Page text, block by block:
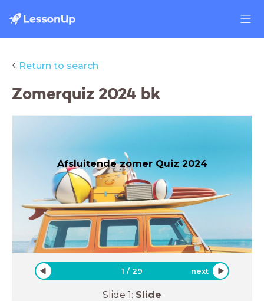
‹ Return to search
Zomerquiz 2024 bk
Afsluitende zomer Quiz 2024
1 /29 next
Slide 1: Slide